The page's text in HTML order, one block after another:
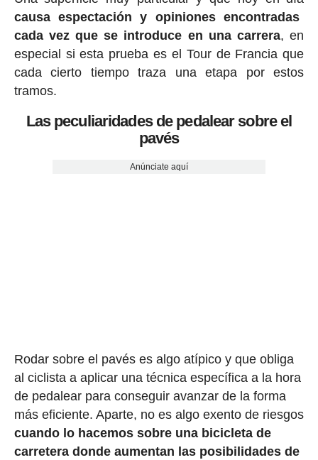
causa espectación y opiniones encontradas
cada vez que se introduce en una carrera, en
especial si esta prueba es el Tour de Francia que
cada cierto tiempo traza una etapa por estos
tramos.
Las peculiaridades de pedalear sobre el
pavés
Anúnciate aquí
Rodar sobre el pavés es algo atípico y que obliga
al ciclista a aplicar una técnica específica a la hora
de pedalear para conseguir avanzar de la forma
más eficiente. Aparte, no es algo exento de riesgos
cuando lo hacemos sobre una bicicleta de
carretera donde aumentan las posibilidades de